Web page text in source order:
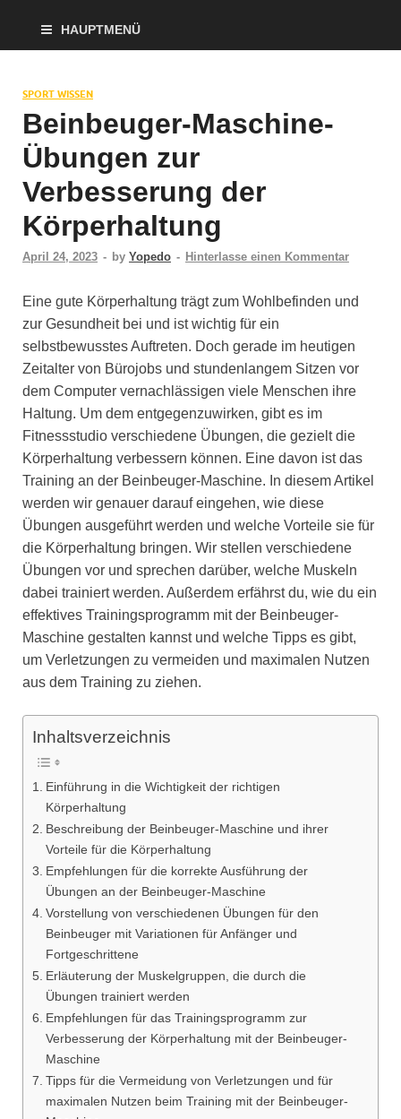
HAUPTMENÜ
SPORT WISSEN
Beinbeuger-Maschine-
Übungen zur
Verbesserung der
Körperhaltung
April 24, 2023 - by Yopedo - Hinterlasse einen Kommentar
Eine gute Körperhaltung trägt zum Wohlbefinden und
zur Gesundheit bei und ist wichtig für ein
selbstbewusstes Auftreten. Doch gerade im heutigen
Zeitalter von Bürojobs und stundenlangem Sitzen vor
dem Computer vernachlässigen viele Menschen ihre
Haltung. Um dem entgegenzuwirken, gibt es im
Fitnessstudio verschiedene Übungen, die gezielt die
Körperhaltung verbessern können. Eine davon ist das
Training an der Beinbeuger-Maschine. In diesem Artikel
werden wir genauer darauf eingehen, wie diese
Übungen ausgeführt werden und welche Vorteile sie für
die Körperhaltung bringen. Wir stellen verschiedene
Übungen vor und sprechen darüber, welche Muskeln
dabei trainiert werden. Außerdem erfährst du, wie du ein
effektives Trainingsprogramm mit der Beinbeuger-
Maschine gestalten kannst und welche Tipps es gibt,
um Verletzungen zu vermeiden und maximalen Nutzen
aus dem Training zu ziehen.
Inhaltsverzeichnis
Einführung in die Wichtigkeit der richtigen
Körperhaltung
Beschreibung der Beinbeuger-Maschine und ihrer
Vorteile für die Körperhaltung
Empfehlungen für die korrekte Ausführung der
Übungen an der Beinbeuger-Maschine
Vorstellung von verschiedenen Übungen für den
Beinbeuger mit Variationen für Anfänger und
Fortgeschrittene
Erläuterung der Muskelgruppen, die durch die
Übungen trainiert werden
Empfehlungen für das Trainingsprogramm zur
Verbesserung der Körperhaltung mit der Beinbeuger-
Maschine
Tipps für die Vermeidung von Verletzungen und für
maximalen Nutzen beim Training mit der Beinbeuger-